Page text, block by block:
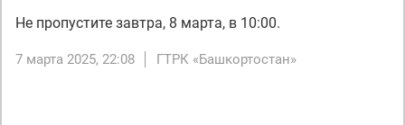
Не пропустите завтра, 8 марта, в 10:00.
7 марта 2025, 22:08 ГТРК «Башкортостан»